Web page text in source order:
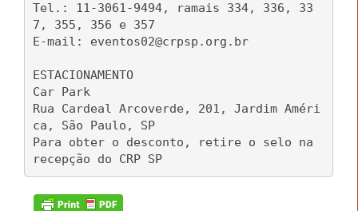
Tel.: 11-3061-9494, ramais 334, 336, 33
7, 355, 356 e 357
E-mail: eventos02@crpsp.org.br
ESTACIONAMENTO
Car Park
Rua Cardeal Arcoverde, 201, Jardim Améri
ca, São Paulo, SP
Para obter o desconto, retire o selo na
recepção do CRP SP